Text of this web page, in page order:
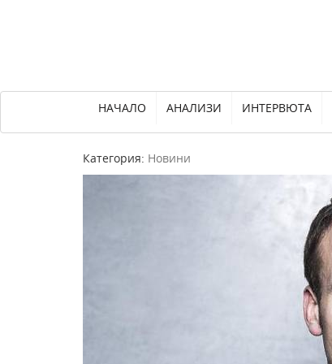
НАЧАЛО АНАЛИЗИ ИНТЕРВЮТА
Категория: Новини